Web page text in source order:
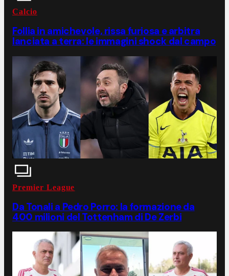
Calcio
Follia in amichevole, rissa furiosa e arbitra
lanciata a terra: le immagini shock dal campo
Premier League
Da Tonali a Pedro Porro: la formazione da
400 milioni del Tottenham di De Zerbi